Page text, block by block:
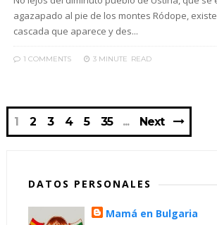
agazapado al pie de los montes Ródope,
cascada que aparece y des...
1 COMMENTS 3 MINUTE READ
1 2 3 4 5 35 Next
DATOS PERSONALES
Mamá en Bulgaria